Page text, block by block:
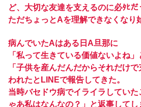
ど、大切な友達を支えるのに必ﾀﾋだ
ただちょっとAを理解できなくなり
病んでいたAはある日A旦那に
「私って生きている価値ないよね
「子供を産んだんだからそれだけ
われたとLINEで報告してきた。
当時バセドウ病でイライラしてい
ゃあ私はなんなの？」と返事してし